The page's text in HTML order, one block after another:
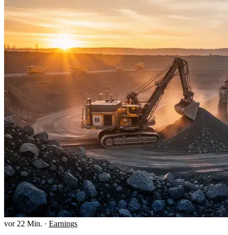
vor 22 Min. · Earnings